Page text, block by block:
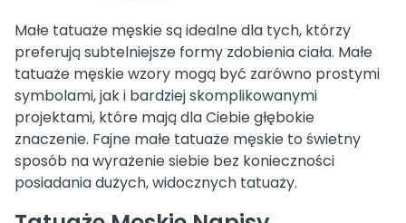
Małe tatuaże męskie są idealne dla tych, którzy
preferują subtelniejsze formy zdobienia ciała. Małe
tatuaże męskie wzory mogą być zarówno prostymi
symbolami, jak i bardziej skomplikowanymi
projektami, które mają dla Ciebie głębokie
znaczenie. Fajne małe tatuaże męskie to świetny
sposób na wyrażenie siebie bez konieczności
posiadania dużych, widocznych tatuaży.